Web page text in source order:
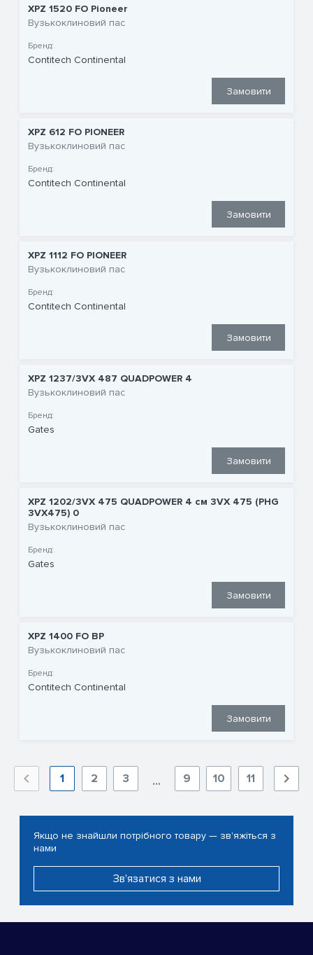
XPZ 1520 FO Pioneer
Вузькоклиновий пас
Бренд:
Contitech Continental
Замовити
XPZ 612 FO PIONEER
Вузькоклиновий пас
Бренд:
Contitech Continental
Замовити
XPZ 1112 FO PIONEER
Вузькоклиновий пас
Бренд:
Contitech Continental
Замовити
XPZ 1237/3VX 487 QUADPOWER 4
Вузькоклиновий пас
Бренд:
Gates
Замовити
XPZ 1202/3VX 475 QUADPOWER 4 см 3VX 475 (PHG
3VX475) 0
Вузькоклиновий пас
Бренд:
Gates
Замовити
XPZ 1400 FO BP
Вузькоклиновий пас
Бренд:
Contitech Continental
Замовити
1 2 3 ... 9 10 11
Якщо не знайшли потрібного товару — зв'яжіться з
нами
Зв'язатися з нами